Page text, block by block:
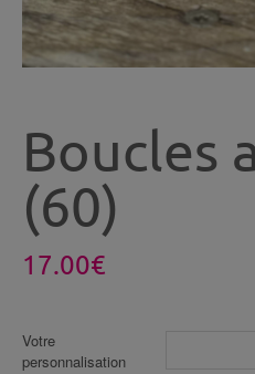
Boucles
(60)
17.00€
Votre
personnalisation